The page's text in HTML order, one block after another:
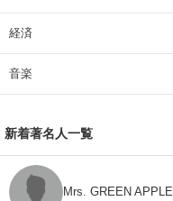
経済
音楽
新着著名人一覧
Mrs. GREEN APPLE